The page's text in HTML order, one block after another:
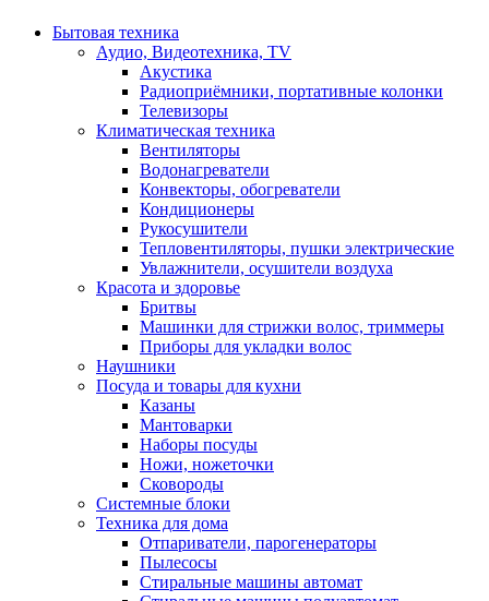
Бытовая техника
Аудио, Видеотехника, TV
Акустика
Радиоприёмники, портативные колонки
Телевизоры
Климатическая техника
Вентиляторы
Водонагреватели
Конвекторы, обогреватели
Кондиционеры
Рукосушители
Тепловентиляторы, пушки электрические
Увлажнители, осушители воздуха
Красота и здоровье
Бритвы
Машинки для стрижки волос, триммеры
Приборы для укладки волос
Наушники
Посуда и товары для кухни
Казаны
Мантоварки
Наборы посуды
Ножи, ножеточки
Сковороды
Системные блоки
Техника для дома
Отпариватели, парогенераторы
Пылесосы
Стиральные машины автомат